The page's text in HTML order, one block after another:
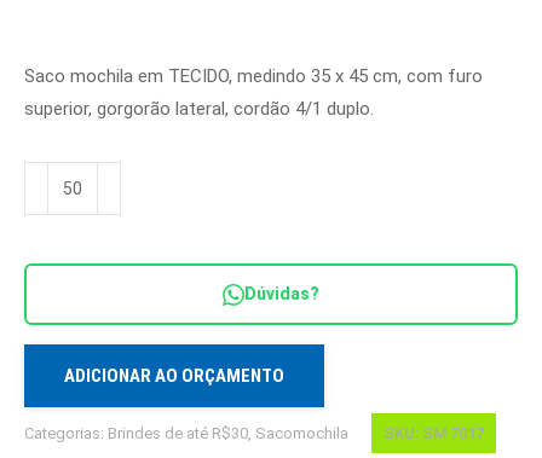
Saco mochila em TECIDO, medindo 35 x 45 cm, com furo
superior, gorgorão lateral, cordão 4/1 duplo.
Sacomochila
Ref.
7017
Dúvidas?
ADICIONAR AO ORÇAMENTO
Categorias: Brindes de até R$30, Sacomochila SKU: SM 7017